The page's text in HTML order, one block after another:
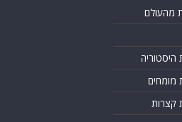
מהעולם
היסטוריה
מומחים
קצרות